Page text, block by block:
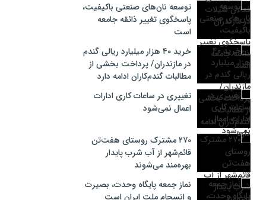
توسعه نان‌های صنعتی باکیفیت،
پاسخگوی تغییر ذائقه جامعه
است
خرید ۴۰ هزار میلیارد ریالی گندم
در مازندران/ پرداخت بخشی از
مطالبات گندم‌کاران ادامه دارد
تغییری در ساعات کاری ادارات
اعمال نمی‌شود
۲۷۰ مشترک روستای هفت‌تن
قائم‌شهر از آب شرب پایدار
بهره‌مند می‌شوند
نماز جمعه پایگاه وحدت، بصیرت
و انسجام ملت ایران است